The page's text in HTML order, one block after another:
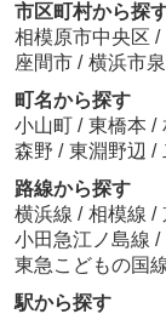
市区町村から探
相模原市中央区 /
座間市 / 横浜市
町名から探す
小山町 / 東橋本 /
森野 / 東淵野辺 /
路線から探す
横浜線 / 相模線 /
小田急江ノ島線 /
東急こどもの国
駅から探す